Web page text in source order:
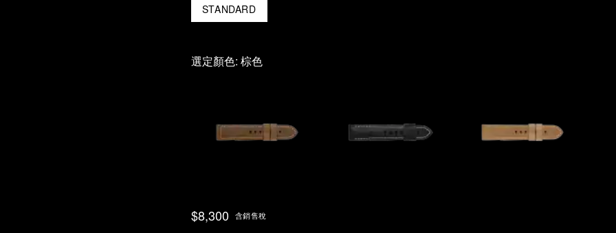
STANDARD
選定顏色: 棕色
$8,300 含銷售稅